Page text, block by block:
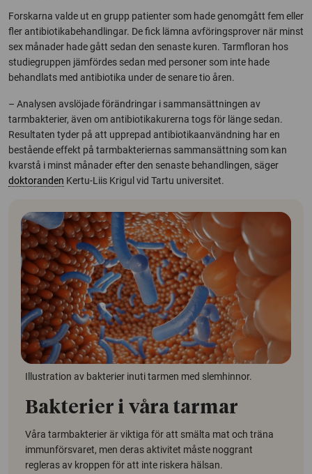
Forskarna valde ut en grupp patienter som hade genomgått fem eller
fler antibiotikabehandlingar. De fick lämna avföringsprover när minst
sex månader hade gått sedan den senaste kuren. Tarmfloran hos
studiegruppen jämfördes sedan med personer som inte hade
behandlats med antibiotika under de senare tio åren.
– Analysen avslöjade förändringar i sammansättningen av
tarmbakterier, även om antibiotikakurerna togs för länge sedan.
Resultaten tyder på att upprepad antibiotikaanvändning har en
bestående effekt på tarmbakteriernas sammansättning som kan
kvarstå i minst månader efter den senaste behandlingen, säger
doktoranden Kertu-Liis Krigul vid Tartu universitet.
Illustration av bakterier inuti tarmen med slemhinnor.
Bakterier i våra tarmar
Våra tarmbakterier är viktiga för att smälta mat och träna
immunförsvaret, men deras aktivitet måste noggrant
regleras av kroppen för att inte riskera hälsan.